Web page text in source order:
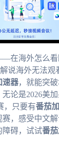
在海外怎么看
说海外无法观
速器，就能突
论是2026美
，只要有番茄
，感受中文
障碍，试试番